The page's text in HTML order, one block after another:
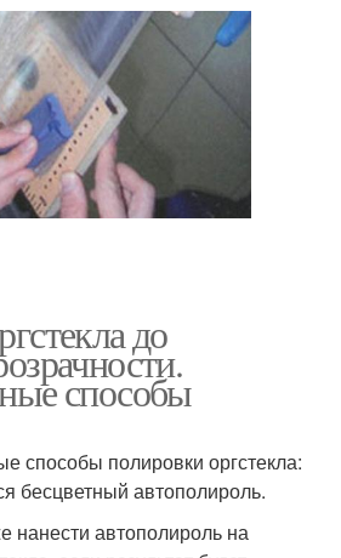
до
способы
способы полировки оргстекла:
бесцветный автополироль.
нанести автополироль на